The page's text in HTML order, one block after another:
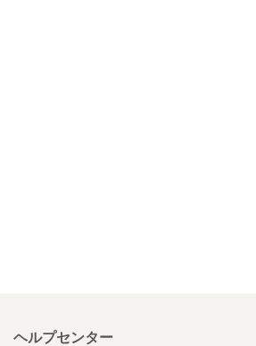
ヘルプセンター